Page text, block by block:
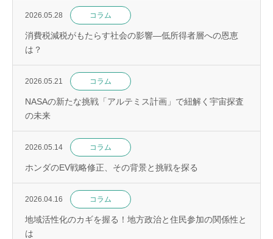
2026.05.28 コラム
消費税減税がもたらす社会の影響—低所得者層への恩恵
は？
2026.05.21 コラム
NASAの新たな挑戦「アルテミス計画」で紐解く宇宙探査
の未来
2026.05.14 コラム
ホンダのEV戦略修正、その背景と挑戦を探る
2026.04.16 コラム
地域活性化のカギを握る！地方政治と住民参加の関係性と
は